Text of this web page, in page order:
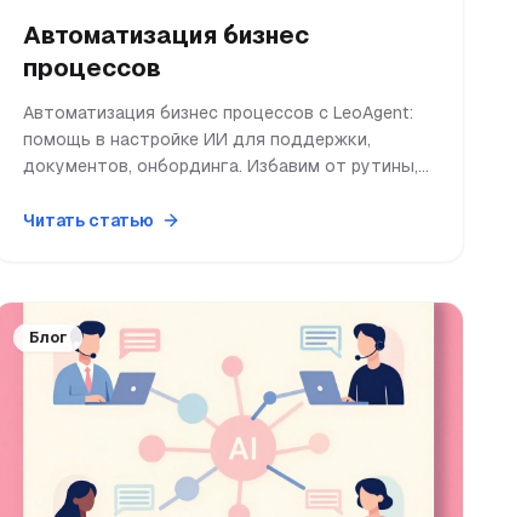
Автоматизация бизнес
процессов
Автоматизация бизнес процессов с LeoAgent:
помощь в настройке ИИ для поддержки,
документов, онбординга. Избавим от рутины,
Читать статью
Блог